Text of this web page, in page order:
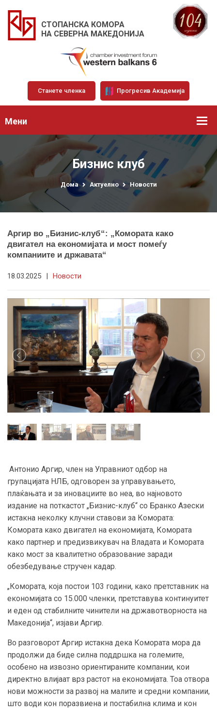
СТОПАНСКА КОМОРА
НА СЕВЕРНА МАКЕДОНИЈА
Станете членка Прогресив Академија
Мени
Бизнис клуб
Дома Актуелно Новости
Аргир во „Бизнис-клуб“: „Комората како
двигател на економијата и мост помеѓу
компаниите и државата“
18.03.2025 | Новости
Антонио Аргир, член на Управниот одбор на
групацијата НЛБ, одговорен за управувањето,
плаќањата и за иновациите во неа, во најновото
издание на поткастот „Бизнис-клуб“ со Бранко Азески
истакна неколку клучни ставови за Комората:
Комората како двигател на економијата, Комората
како партнер и предизвикувач на Владата и Комората
како мост за квалитетно образование заради
обезбедување стручен кадар.
„Комората, која постои 103 години, како претставник на
економијата со 15.000 членки, претставува континуитет
и еден од стабилните чинители на државотворноста на
Македонија“, изјави Аргир.
Во разговорот Аргир истакна дека Комората мора да
продолжи да биде силна поддршка на големите,
особено на извозно ориентираните компании, кои
директно влијаат врз растот на економијата. Тоа отвора
нови можности за развој на малите и средни компании,
што води кон поразвиена и постабилна клима и кон